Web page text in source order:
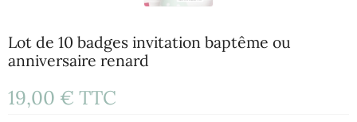
Lot de 10 badges invitation baptême ou
anniversaire renard
19,00 € TTC